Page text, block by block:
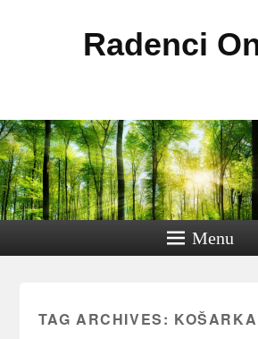
Radenci
Menu
TAG ARCHIVES: